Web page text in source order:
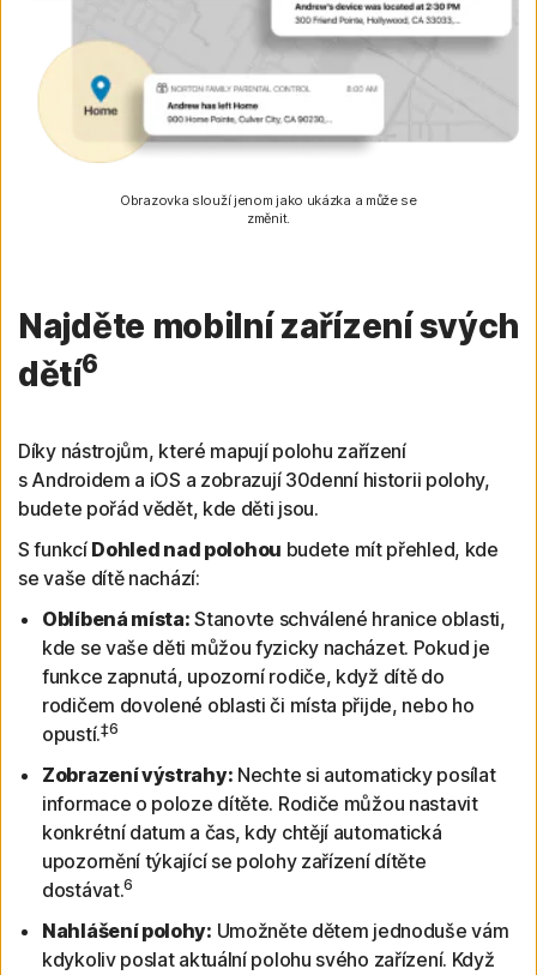
Obrazovka slouží jenom jako ukázka a může se
změnit.
Najděte mobilní zařízení svých
dětí6
Díky nástrojům, které mapují polohu zařízení
s Androidem a iOS a zobrazují 30denní historii polohy,
budete pořád vědět, kde děti jsou.
S funkcí Dohled nad polohou budete mít přehled, kde
se vaše dítě nachází:
Oblíbená místa: Stanovte schválené hranice oblasti,
kde se vaše děti můžou fyzicky nacházet. Pokud je
funkce zapnutá, upozorní rodiče, když dítě do
rodičem dovolené oblasti či místa přijde, nebo ho
opustí.‡6
Zobrazení výstrahy: Nechte si automaticky posílat
informace o poloze dítěte. Rodiče můžou nastavit
konkrétní datum a čas, kdy chtějí automatická
upozornění týkající se polohy zařízení dítěte
dostávat.6
Nahlášení polohy: Umožněte dětem jednoduše vám
kdykoliv poslat aktuální polohu svého zařízení. Když